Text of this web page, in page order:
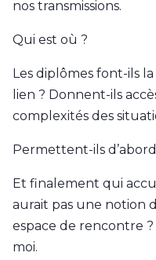
nos transmissions.
Qui est où ?
Les diplômes font-ils
lien ? Donnent-ils
complexités des
Permettent-ils
Et finalement qui
aurait pas une notion
espace de rencontre
moi.